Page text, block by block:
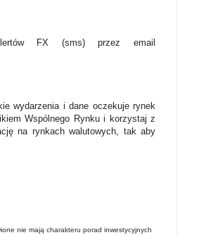
FX (sms) przez email
wydarzenia i dane oczekuje rynek
Wspólnego Rynku i korzystaj z
na rynkach walutowych, tak aby
nie mają charakteru porad inwestycyjnych